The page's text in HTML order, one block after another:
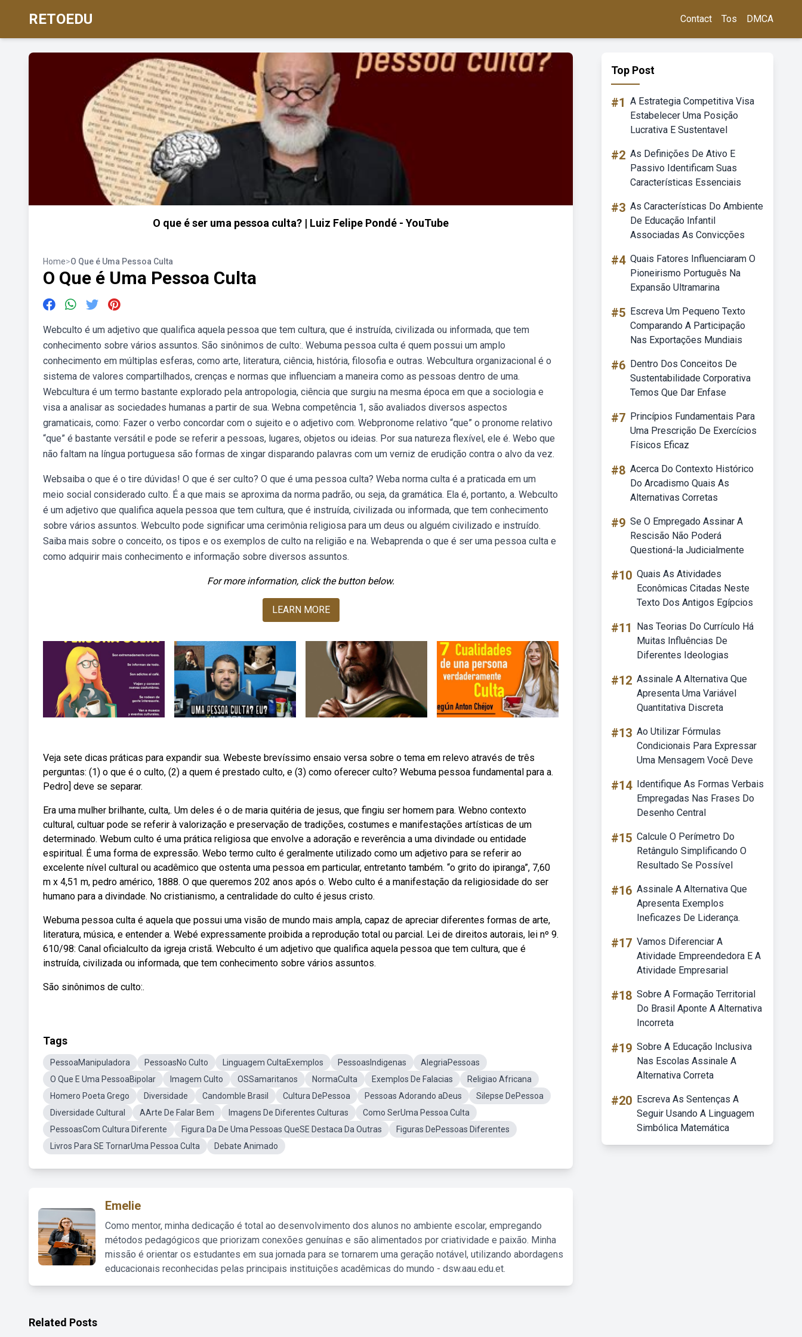
RETOEDU Contact Tos DMCA
O que é ser uma pessoa culta? | Luiz Felipe Pondé - YouTube
Home>O Que é Uma Pessoa Culta
O Que é Uma Pessoa Culta
Webculto é um adjetivo que qualifica aquela pessoa que tem cultura, que é instruída, civilizada ou informada, que tem
conhecimento sobre vários assuntos. São sinônimos de culto:. Webuma pessoa culta é quem possui um amplo
conhecimento em múltiplas esferas, como arte, literatura, ciência, história, filosofia e outras. Webcultura organizacional é o
sistema de valores compartilhados, crenças e normas que influenciam a maneira como as pessoas dentro de uma.
Webcultura é um termo bastante explorado pela antropologia, ciência que surgiu na mesma época em que a sociologia e
visa a analisar as sociedades humanas a partir de sua. Webna competência 1, são avaliados diversos aspectos
gramaticais, como: Fazer o verbo concordar com o sujeito e o adjetivo com. Webpronome relativo “que” o pronome relativo
“que” é bastante versátil e pode se referir a pessoas, lugares, objetos ou ideias. Por sua natureza flexível, ele é. Webo que
não faltam na língua portuguesa são formas de xingar disparando palavras com um verniz de erudição contra o alvo da vez.
Websaiba o que é o tire dúvidas! O que é ser culto? O que é uma pessoa culta? Weba norma culta é a praticada em um
meio social considerado culto. É a que mais se aproxima da norma padrão, ou seja, da gramática. Ela é, portanto, a. Webculto
é um adjetivo que qualifica aquela pessoa que tem cultura, que é instruída, civilizada ou informada, que tem conhecimento
sobre vários assuntos. Webculto pode significar uma cerimônia religiosa para um deus ou alguém civilizado e instruído.
Saiba mais sobre o conceito, os tipos e os exemplos de culto na religião e na. Webaprenda o que é ser uma pessoa culta e
como adquirir mais conhecimento e informação sobre diversos assuntos.
For more information, click the button below.
LEARN MORE
Veja sete dicas práticas para expandir sua. Webeste brevíssimo ensaio versa sobre o tema em relevo através de três
perguntas: (1) o que é o culto, (2) a quem é prestado culto, e (3) como oferecer culto? Webuma pessoa fundamental para a.
Pedro] deve se separar.
Era uma mulher brilhante, culta,. Um deles é o de maria quitéria de jesus, que fingiu ser homem para. Webno contexto
cultural, cultuar pode se referir à valorização e preservação de tradições, costumes e manifestações artísticas de um
determinado. Webum culto é uma prática religiosa que envolve a adoração e reverência a uma divindade ou entidade
espiritual. É uma forma de expressão. Webo termo culto é geralmente utilizado como um adjetivo para se referir ao
excelente nível cultural ou acadêmico que ostenta uma pessoa em particular, entretanto também. “o grito do ipiranga”, 7,60
m x 4,51 m, pedro américo, 1888. O que queremos 202 anos após o. Webo culto é a manifestação da religiosidade do ser
humano para a divindade. No cristianismo, a centralidade do culto é jesus cristo.
Webuma pessoa culta é aquela que possui uma visão de mundo mais ampla, capaz de apreciar diferentes formas de arte,
literatura, música, e entender a. Webé expressamente proibida a reprodução total ou parcial. Lei de direitos autorais, lei nº 9.
610/98: Canal oficialculto da igreja cristã. Webculto é um adjetivo que qualifica aquela pessoa que tem cultura, que é
instruída, civilizada ou informada, que tem conhecimento sobre vários assuntos.
São sinônimos de culto:.
Tags
PessoaManipuladora PessoasNo Culto Linguagem CultaExemplos PessoasIndigenas
AlegriaPessoas
O Que E Uma PessoaBipolar
Imagem Culto OSSamaritanos NormaCulta Exemplos De Falacias
Religiao Africana
Homero Poeta Grego
Diversidade Candomble Brasil Cultura DePessoa Pessoas Adorando aDeus
Silepse DePessoa
Diversidade Cultural
AArte De Falar Bem Imagens De Diferentes Culturas
Como SerUma Pessoa Culta
PessoasCom Cultura Diferente
Figura Da De Uma Pessoas QueSE Destaca Da Outras
Figuras DePessoas Diferentes
Livros Para SE TornarUma Pessoa Culta
Debate Animado
Emelie
Como mentor, minha dedicação é total ao desenvolvimento dos alunos no ambiente escolar, empregando
métodos pedagógicos que priorizam conexões genuínas e são alimentados por criatividade e paixão. Minha
missão é orientar os estudantes em sua jornada para se tornarem uma geração notável, utilizando abordagens
educacionais reconhecidas pelas principais instituições acadêmicas do mundo - dsw.aau.edu.et.
Top Post
#1 A Estrategia Competitiva Visa
Estabelecer Uma Posição
Lucrativa E Sustentavel
#2 As Definições De Ativo E
Passivo Identificam Suas
Características Essenciais
#3 As Características Do Ambiente
De Educação Infantil
Associadas As Convicções
#4 Quais Fatores Influenciaram O
Pioneirismo Português Na
Expansão Ultramarina
#5 Escreva Um Pequeno Texto
Comparando A Participação
Nas Exportações Mundiais
#6 Dentro Dos Conceitos De
Sustentabilidade Corporativa
Temos Que Dar Enfase
#7 Princípios Fundamentais Para
Uma Prescrição De Exercícios
Físicos Eficaz
#8 Acerca Do Contexto Histórico
Do Arcadismo Quais As
Alternativas Corretas
#9 Se O Empregado Assinar A
Rescisão Não Poderá
Questioná-la Judicialmente
#10 Quais As Atividades
Econômicas Citadas Neste
Texto Dos Antigos Egípcios
#11
Nas Teorias Do Currículo Há
Muitas Influências De
Diferentes Ideologias
#12 Assinale A Alternativa Que
Apresenta Uma Variável
Quantitativa Discreta
#13 Ao Utilizar Fórmulas
Condicionais Para Expressar
Uma Mensagem Você Deve
#14 Identifique As Formas Verbais
Empregadas Nas Frases Do
Desenho Central
#15 Calcule O Perímetro Do
Retângulo Simplificando O
Resultado Se Possível
#16 Assinale A Alternativa Que
Apresenta Exemplos
Ineficazes De Liderança.
#17 Vamos Diferenciar A
Atividade Empreendedora E A
Atividade Empresarial
#18 Sobre A Formação Territorial
Do Brasil Aponte A Alternativa
Incorreta
#19 Sobre A Educação Inclusiva
Nas Escolas Assinale A
Alternativa Correta
#20 Escreva As Sentenças A
Seguir Usando A Linguagem
Simbólica Matemática
Related Posts